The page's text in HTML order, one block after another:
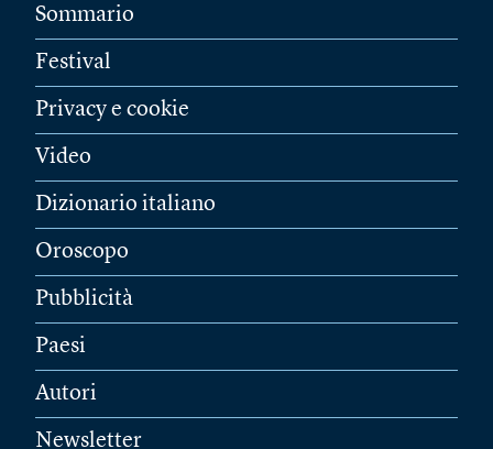
Sommario
Festival
Privacy e cookie
Video
Dizionario italiano
Oroscopo
Pubblicità
Paesi
Autori
Newsletter